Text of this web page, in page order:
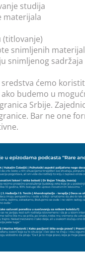
studija
materijala
(titlovanje)
snimljenih
snimljenog sadržaja
ćemo
budemo u
Srbije.
Bar ne one